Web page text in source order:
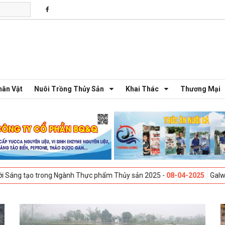
Vật Nuôi Trồng Thủy Sản Khai Thác Thương Mại
Ngành Thực phẩm Thủy sản 2025 -08-04-2025 Galway, Ireland